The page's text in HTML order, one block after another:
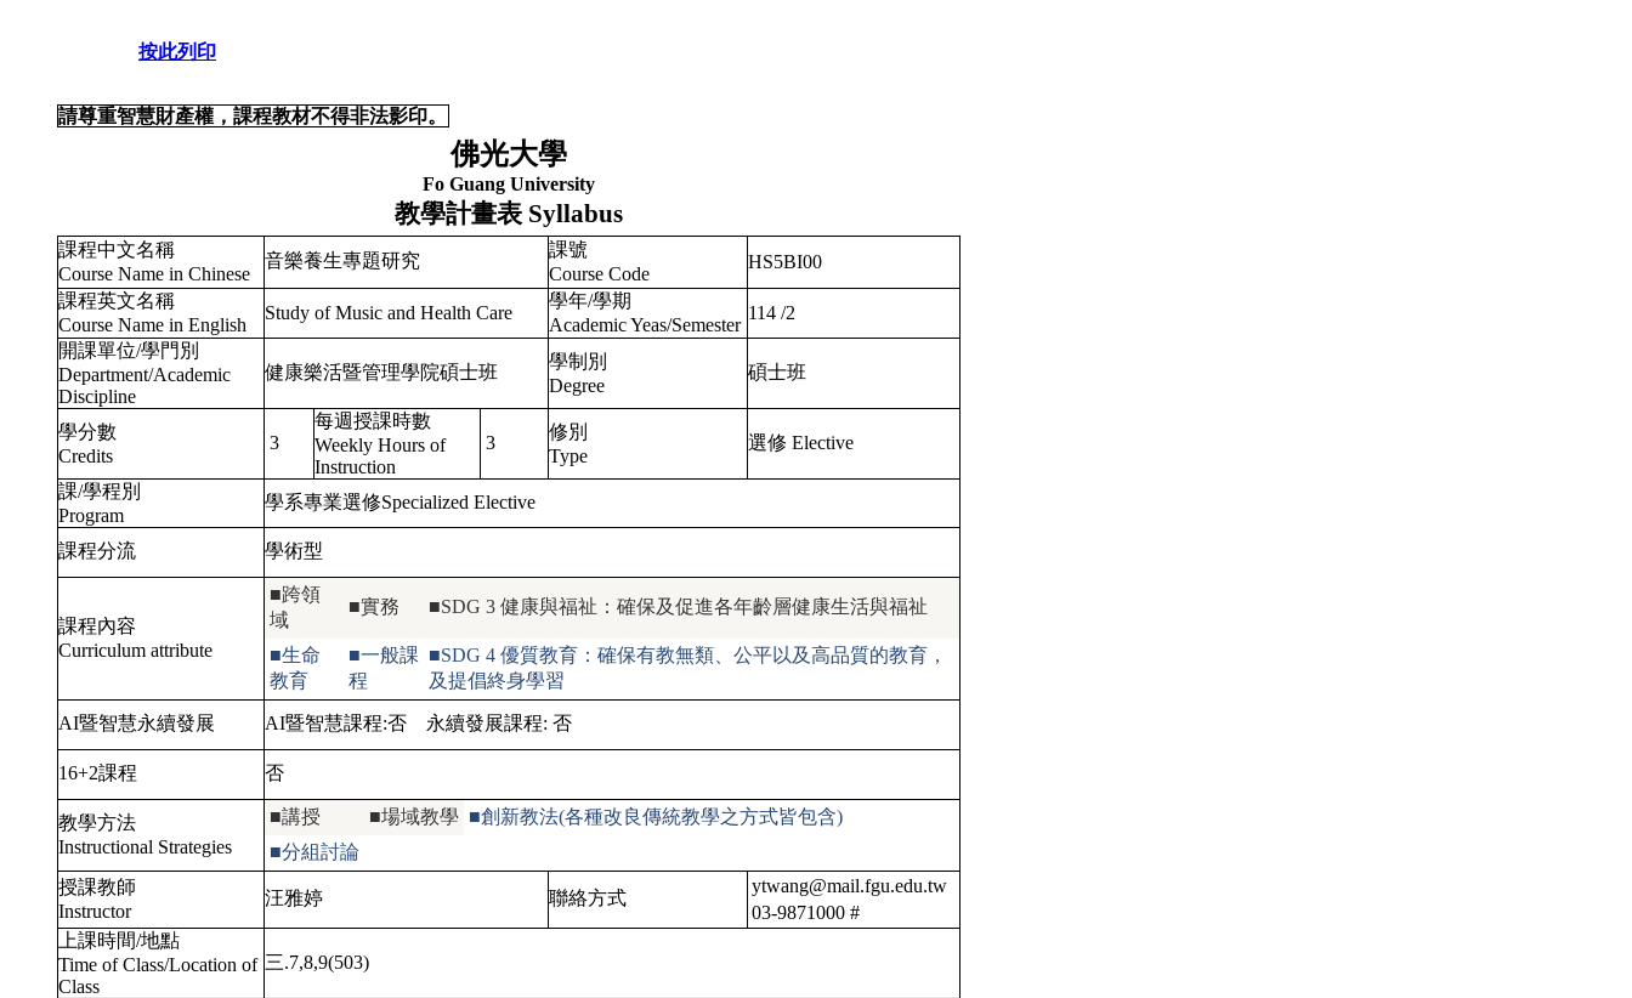
按此列印
請尊重智慧財產權，課程教材不得非法影印。
佛光大學
Fo Guang University
教學計畫表 Syllabus
課程中文名稱
Course Name in Chinese
音樂養生專題研究
課號
Course Code
HS5BI00
課程英文名稱
Course Name in English
Study of Music and Health Care
學年/學期
Academic Yeas/Semester
114 /2
開課單位/學門別
Department/Academic
Discipline
健康樂活暨管理學院碩士班
學制別
Degree
碩士班
學分數
Credits
3
每週授課時數
Weekly Hours of
Instruction
3
修別
Type
選修 Elective
課/學程別
Program
學系專業選修Specialized Elective
課程分流 學術型
課程內容
Curriculum attribute
■跨領
域
■實務 ■SDG 3 健康與福祉：確保及促進各年齡層健康生活與福祉
■生命
教育
■一般課
程
■SDG 4 優質教育：確保有教無類、公平以及高品質的教育，
及提倡終身學習
AI暨智慧永續發展 AI暨智慧課程:否 永續發展課程: 否
16+2課程 否
教學方法
Instructional Strategies
■講授 ■場域教學 ■創新教法(各種改良傳統教學之方式皆包含)
■分組討論
授課教師
Instructor
汪雅婷 聯絡方式
ytwang@mail.fgu.edu.tw
03-9871000 #
上課時間/地點
Time of Class/Location of
Class
三.7,8,9(503)